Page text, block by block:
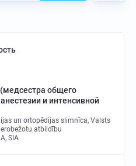
общего
и интенсивной
un ortopēdijas slimnīca, Valsts
atbildību
SIA